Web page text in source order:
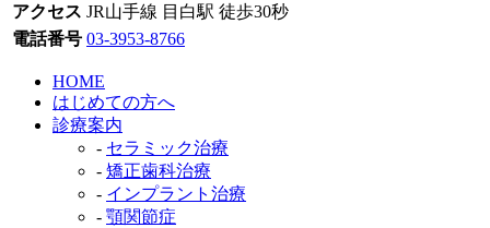
アクセス JR山手線 目白駅 徒歩30秒
電話番号 03-3953-8766
HOME
はじめての方へ
診療案内
- セラミック治療
- 矯正歯科治療
- インプラント治療
- 顎関節症